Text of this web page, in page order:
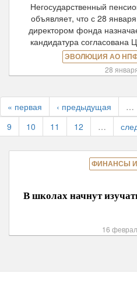
Негосударственный
объявляет, что с 28
директором фонда
кандидатура
ЭВОЛЮЦИЯ АО НПФ
28
« первая ‹ предыдущая …
9
10 11 12 …
ФИНАНСЫ
В школах начнут
16